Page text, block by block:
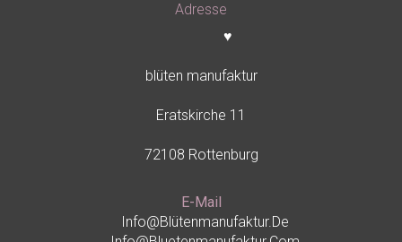
Adresse
♥
blüten manufaktur
Eratskirche 11
72108 Rottenburg
E-Mail
Info@blütenmanufaktur.de